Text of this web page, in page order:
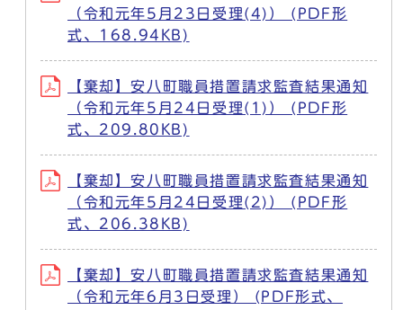
（令和元年5月23日受理(4)） (PDF形
式、168.94KB)
【棄却】安八町職員措置請求監査結果通知
（令和元年5月24日受理(1)） (PDF形
式、209.80KB)
【棄却】安八町職員措置請求監査結果通知
（令和元年5月24日受理(2)） (PDF形
式、206.38KB)
【棄却】安八町職員措置請求監査結果通知
（令和元年6月3日受理） (PDF形式、